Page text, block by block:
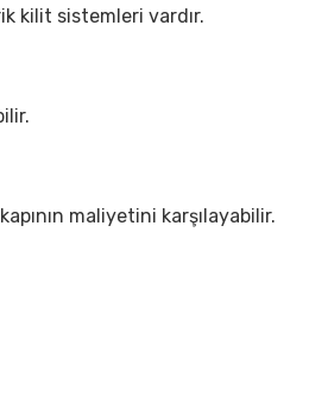
kilit sistemleri vardır.
maliyetini karşılayabilir.